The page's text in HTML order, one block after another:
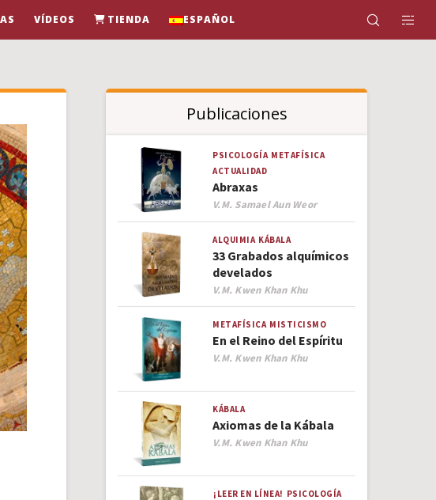
VÍDEOS TIENDA ESPAÑOL
Publicaciones
PSICOLOGÍA METAFÍSICA
ACTUALIDAD
Abraxas
Author
V.M. Samael Aun Weor
ALQUIMIA KÁBALA
33 Grabados alquímicos
develados
Author
V.M. Kwen Khan Khu
METAFÍSICA MISTICISMO
En el Reino del Espíritu
Author
V.M. Kwen Khan Khu
KÁBALA
Axiomas de la Kábala
Author
V.M. Kwen Khan Khu
¡LEER EN LÍNEA! PSICOLOGÍA